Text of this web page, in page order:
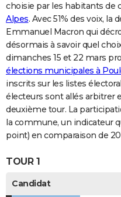
choisie par les habitants de
Alpes. Avec 51% des voix, la
Emmanuel Macron qui
désormais à savoir quel
dimanches 15 et 22 mars
élections municipales à
inscrits sur les listes
électeurs sont allés arbitrer
deuxième tour. La
la commune, un indicateur
point) en comparaison de
TOUR 1
Candidat